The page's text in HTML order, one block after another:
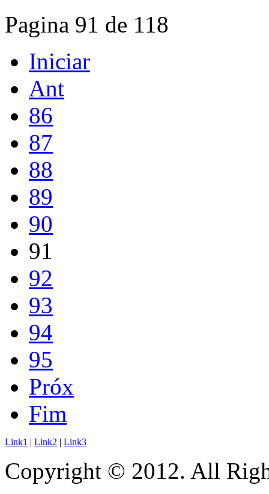
Pagina 91 de 118
Iniciar
Ant
86
87
88
89
90
91
92
93
94
95
Próx
Fim
Link1 | Link2 | Link3
Copyright © 2012. All